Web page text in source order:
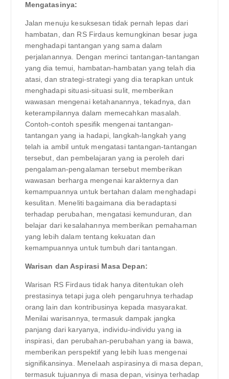
Mengatasinya:
Jalan menuju kesuksesan tidak pernah lepas dari
hambatan, dan RS Firdaus kemungkinan besar juga
menghadapi tantangan yang sama dalam
perjalanannya. Dengan merinci tantangan-tantangan
yang dia temui, hambatan-hambatan yang telah dia
atasi, dan strategi-strategi yang dia terapkan untuk
menghadapi situasi-situasi sulit, memberikan
wawasan mengenai ketahanannya, tekadnya, dan
keterampilannya dalam memecahkan masalah.
Contoh-contoh spesifik mengenai tantangan-
tantangan yang ia hadapi, langkah-langkah yang
telah ia ambil untuk mengatasi tantangan-tantangan
tersebut, dan pembelajaran yang ia peroleh dari
pengalaman-pengalaman tersebut memberikan
wawasan berharga mengenai karakternya dan
kemampuannya untuk bertahan dalam menghadapi
kesulitan. Meneliti bagaimana dia beradaptasi
terhadap perubahan, mengatasi kemunduran, dan
belajar dari kesalahannya memberikan pemahaman
yang lebih dalam tentang kekuatan dan
kemampuannya untuk tumbuh dari tantangan.
Warisan dan Aspirasi Masa Depan:
Warisan RS Firdaus tidak hanya ditentukan oleh
prestasinya tetapi juga oleh pengaruhnya terhadap
orang lain dan kontribusinya kepada masyarakat.
Menilai warisannya, termasuk dampak jangka
panjang dari karyanya, individu-individu yang ia
inspirasi, dan perubahan-perubahan yang ia bawa,
memberikan perspektif yang lebih luas mengenai
signifikansinya. Menelaah aspirasinya di masa depan,
termasuk tujuannya di masa depan, visinya terhadap